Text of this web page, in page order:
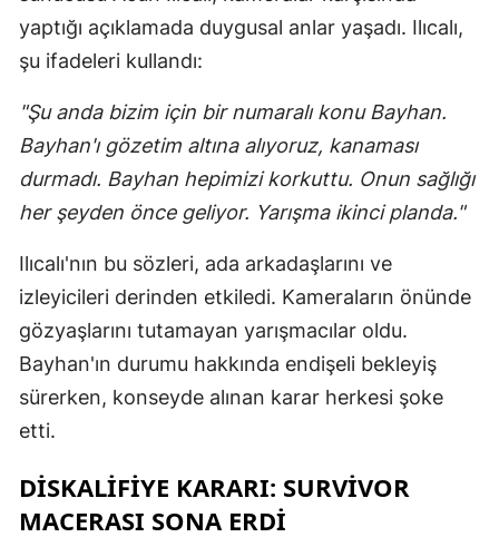
yaptığı açıklamada duygusal anlar yaşadı. Ilıcalı,
şu ifadeleri kullandı:
"Şu anda bizim için bir numaralı konu Bayhan.
Bayhan'ı gözetim altına alıyoruz, kanaması
durmadı. Bayhan hepimizi korkuttu. Onun sağlığı
her şeyden önce geliyor. Yarışma ikinci planda."
Ilıcalı'nın bu sözleri, ada arkadaşlarını ve
izleyicileri derinden etkiledi. Kameraların önünde
gözyaşlarını tutamayan yarışmacılar oldu.
Bayhan'ın durumu hakkında endişeli bekleyiş
sürerken, konseyde alınan karar herkesi şoke
etti.
DISKALIFIYE KARARI: SURVIVOR
MACERASI SONA ERDI